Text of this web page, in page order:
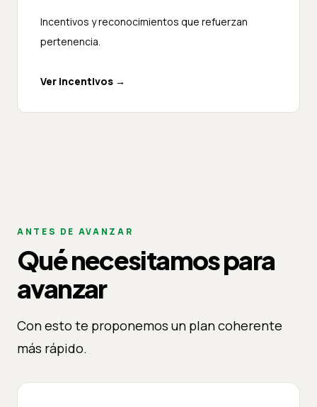
Incentivos y reconocimientos que refuerzan
pertenencia.
Ver incentivos →
ANTES DE AVANZAR
Qué necesitamos para
avanzar
Con esto te proponemos un plan coherente
más rápido.